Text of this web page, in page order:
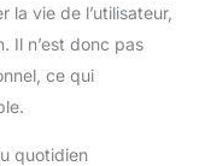
vie de l’utilisateur,
Il n’est donc pas
ce qui
quotidien